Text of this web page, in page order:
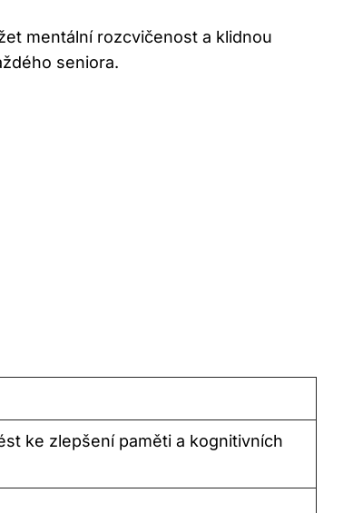
mentální rozcvičenost a klidnou
seniora.
ke zlepšení paměti a kognitivních